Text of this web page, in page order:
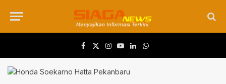
Facebook
X (Twitter)
Instagram
YouTube
LinkedInWhatsApp